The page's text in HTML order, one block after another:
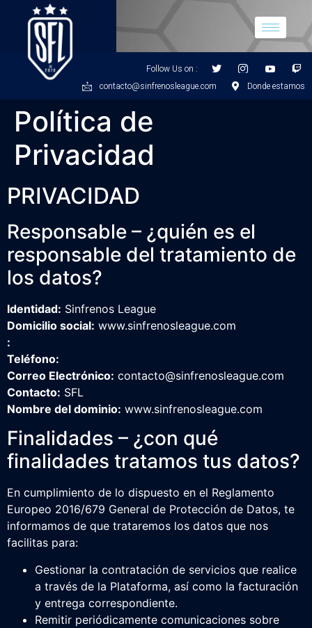
Follow Us on :
contacto@sinfrenosleague.com
Donde estamos
Política de
Privacidad
PRIVACIDAD
Responsable – ¿quién es el
responsable del tratamiento de
los datos?
Identidad: Sinfrenos League
Domicilio social: www.sinfrenosleague.com
:
Teléfono:
Correo Electrónico: contacto@sinfrenosleague.com
Contacto: SFL
Nombre del dominio: www.sinfrenosleague.com
Finalidades – ¿con qué
finalidades tratamos tus datos?
En cumplimiento de lo dispuesto en el Reglamento
Europeo 2016/679 General de Protección de Datos, te
informamos de que trataremos los datos que nos
facilitas para:
Gestionar la contratación de servicios que realice
a través de la Plataforma, así como la facturación
y entrega correspondiente.
Remitir periódicamente comunicaciones sobre